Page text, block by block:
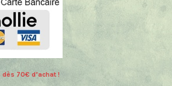
70€ d’achat !